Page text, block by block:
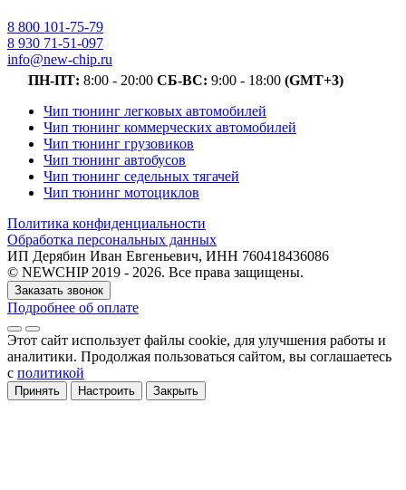
8 800 101-75-79
8 930 71-51-097
info@new-chip.ru
ПН-ПТ: 8:00 - 20:00 СБ-ВС: 9:00 - 18:00 (GMT+3)
Чип тюнинг легковых автомобилей
Чип тюнинг коммерческих автомобилей
Чип тюнинг грузовиков
Чип тюнинг автобусов
Чип тюнинг седельных тягачей
Чип тюнинг мотоциклов
Политика конфиденциальности
Обработка персональных данных
ИП Дерябин Иван Евгеньевич, ИНН 760418436086
© NEWCHIP 2019 - 2026. Все права защищены.
Заказать звонок
Подробнее об оплате
Этот сайт использует файлы cookie, для улучшения работы и
аналитики. Продолжая пользоваться сайтом, вы соглашаетесь
с политикой
Принять Настроить Закрыть